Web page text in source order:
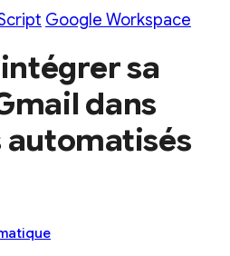
Google Workspace
sa
dans
automatisés